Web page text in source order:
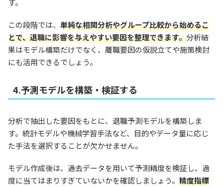
す。
この段階では、 単純な相関分析やグループ比較から始めるこ
とで、退職に影響を与えやすい要因を整理できます。分析結
果はモデル構築だけでなく、離職要因の仮説立てや施策検討
にも活用できるでしょう。
4.予測モデルを構築・検証する
分析で抽出した要因をもとに、退職予測モデルを構築しま
す。統計モデルや機械学習手法など、目的やデータ量に応じ
た手法を選択することが欠かせません。
モデル作成後は、過去データを用いて予測精度を検証し、過
度に当てはまりすぎていないかを確認しましょう。 精度指標